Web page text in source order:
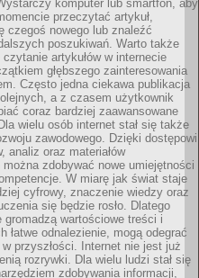
komputer lub smartfon, aby
przeczytać artykuł,
czegoś nowego lub znaleźć
poszukiwań. Warto także
artykułów w internecie
głębszego zainteresowania
Często jedna ciekawa publikacja
a z czasem użytkownik
coraz bardziej zaawansowane
wielu osób internet stał się także
zawodowego. Dzięki dostępowi
analiz oraz materiałów
zdobywać nowe umiejętności
W miarę jak świat staje
cyfrowy, znaczenie wiedzy oraz
się będzie rosło. Dlatego
gromadzą wartościowe treści i
łatwe odnalezienie, mogą odegrać
przyszłości. Internet nie jest już
rozrywki. Dla wielu ludzi stał się
zdobywania informacji,